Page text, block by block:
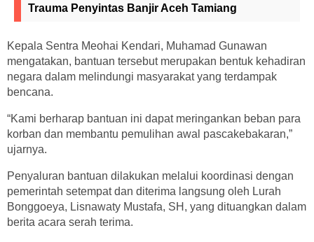
Trauma Penyintas Banjir Aceh Tamiang
Kepala Sentra Meohai Kendari, Muhamad Gunawan
mengatakan, bantuan tersebut merupakan bentuk kehadiran
negara dalam melindungi masyarakat yang terdampak
bencana.
“Kami berharap bantuan ini dapat meringankan beban para
korban dan membantu pemulihan awal pascakebakaran,”
ujarnya.
Penyaluran bantuan dilakukan melalui koordinasi dengan
pemerintah setempat dan diterima langsung oleh Lurah
Bonggoeya, Lisnawaty Mustafa, SH, yang dituangkan dalam
berita acara serah terima.